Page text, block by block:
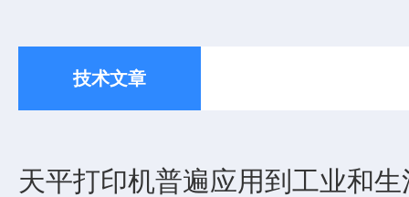
技术文章
天平打印机普遍应用到工业和